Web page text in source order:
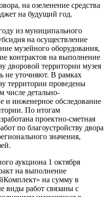
на озеленение средства
на будущий год.
из муниципального
на осуществление
музейного оборудования,
контрактов на выполнение
дворовой территории музея
не уточняют. В рамках
территории проведены
числе детально-
и инженерное обследование
По итогам
проектно-сметная
по благоустройству двора
значения,
аукциона 1 октября
на выполнение
на сумму в
виды работ связаны с